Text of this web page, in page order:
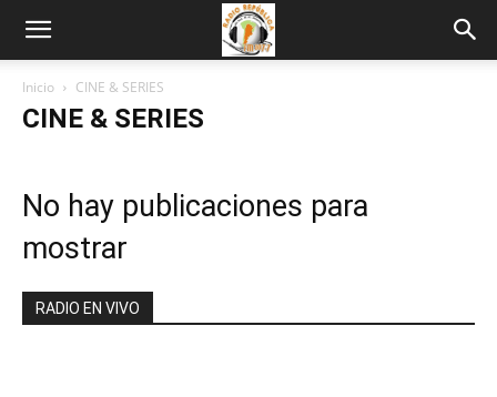
Inicio CINE & SERIES
CINE & SERIES
No hay publicaciones para
mostrar
RADIO EN VIVO